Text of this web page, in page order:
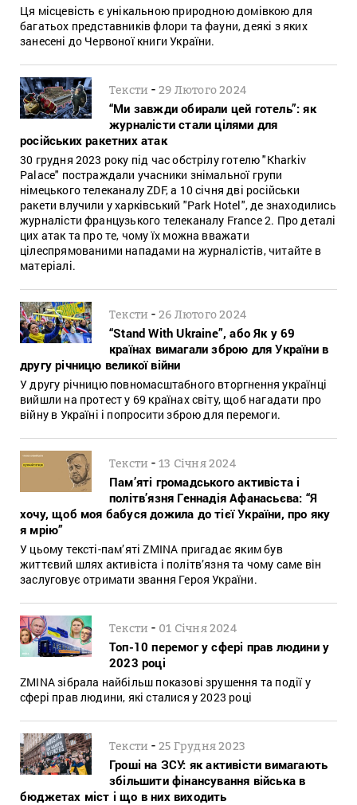
Ця місцевість є унікальною природною домівкою для
багатьох представників флори та фауни, деякі з яких
занесені до Червоної книги України.
Тексти -29 Лютого 2024
“Ми завжди обирали цей готель”: як
журналісти стали цілями для
російських ракетних атак
30 грудня 2023 року під час обстрілу готелю "Kharkiv
Palace" постраждали учасники знімальної групи
німецького телеканалу ZDF, а 10 січня дві російськи
ракети влучили у харківський "Park Hotel", де знаходились
журналісти французького телеканалу France 2. Про деталі
цих атак та про те, чому їх можна вважати
цілеспрямованими нападами на журналістів, читайте в
матеріалі.
Тексти -26 Лютого 2024
“Stand With Ukraine”, або Як у 69
країнах вимагали зброю для України в
другу річницю великої війни
У другу річницю повномасштабного вторгнення українці
вийшли на протест у 69 країнах світу, щоб нагадати про
війну в Україні і попросити зброю для перемоги.
Тексти -13 Січня 2024
Пам’яті громадського активіста і
політв’язня Геннадія Афанасьєва: “Я
хочу, щоб моя бабуся дожила до тієї України, про яку
я мрію”
У цьому тексті-пам’яті ZMINA пригадає яким був
життєвий шлях активіста і політв’язня та чому саме він
заслуговує отримати звання Героя України.
Тексти - 01 Січня 2024
Топ-10 перемог у сфері прав людини у
2023 році
ZMINA зібрала найбільш показові зрушення та події у
сфері прав людини, які сталися у 2023 році
Тексти -25 Грудня 2023
Гроші на ЗСУ: як активісти вимагають
збільшити фінансування війська в
бюджетах міст і що в них виходить